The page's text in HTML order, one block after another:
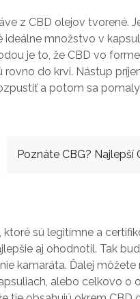
z CBD olejov tvorené.
množstvo v
je to, že CBD vo
do krvi. Nástup
a potom sa
Poznáte CBG? Najlepší
sú legitímne a
aj ohodnotil. Tak
kamaráta. Ďalej
alebo celkovo o